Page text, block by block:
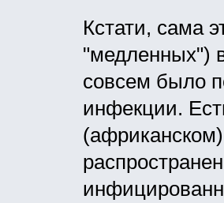
Кстати, сама
"медленных")
совсем было
инфекции.